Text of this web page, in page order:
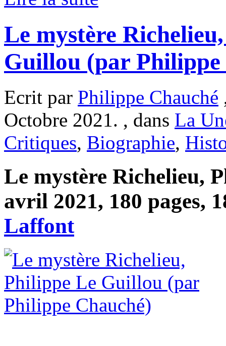
Le mystère
Guillou (par Philippe
Ecrit par Philippe Chauché
Octobre 2021. , dans La
Critiques, Biographie,
Le mystère Richelieu,
avril 2021, 180 pages,
Laffont